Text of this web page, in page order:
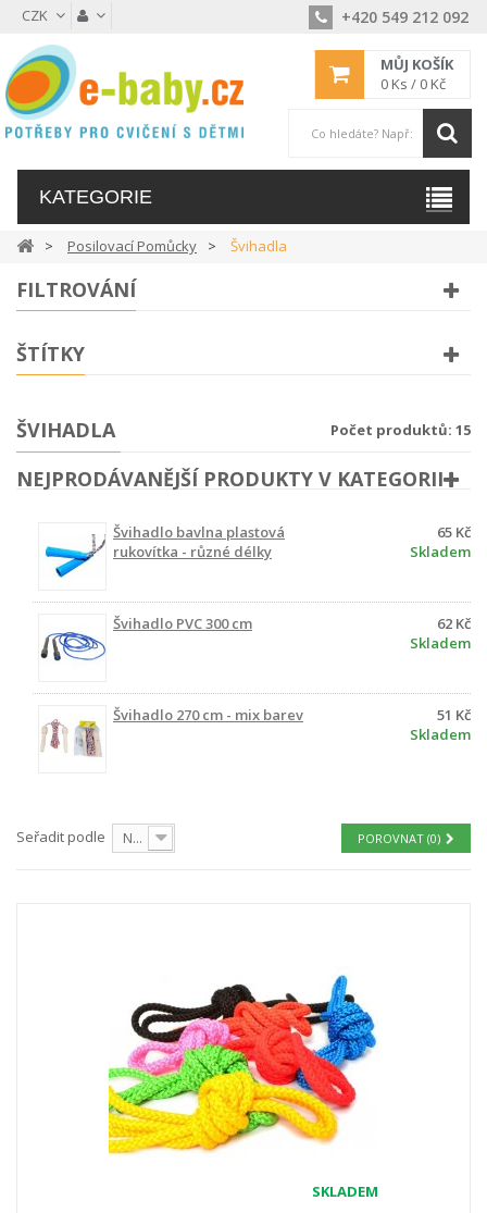
CZK +420 549 212 092
MŮJ KOŠÍK
0 Ks / 0 Kč
KATEGORIE
Posilovací Pomůcky Švihadla
FILTROVÁNÍ
ŠTÍTKY
ŠVIHADLA Počet produktů: 15
NEJPRODÁVANĚJŠÍ PRODUKTY V KATEGORII
Švihadlo bavlna plastová
rukovítka - různé délky
65 Kč
Skladem
Švihadlo PVC 300 cm
62 Kč
Skladem
Švihadlo 270 cm - mix barev
51 Kč
Skladem
POROVNAT (0)
Seřadit podle Nejprve produkty skladem
SKLADEM